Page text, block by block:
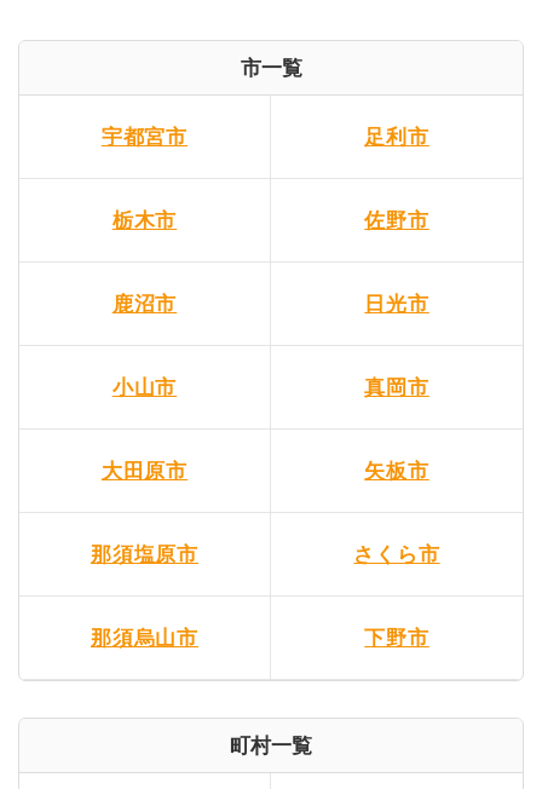
市一覧
宇都宮市 足利市
栃木市 佐野市
鹿沼市 日光市
小山市 真岡市
大田原市 矢板市
那須塩原市 さくら市
那須烏山市 下野市
町村一覧